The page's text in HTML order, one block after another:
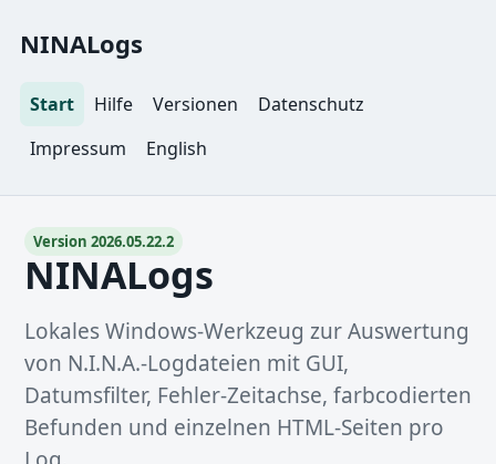
NINALogs
Start Hilfe Versionen
Datenschutz
Impressum
English
Version 2026.05.22.2
NINALogs
Lokales Windows-Werkzeug zur Auswertung
von N.I.N.A.-Logdateien mit GUI,
Datumsfilter, Fehler-Zeitachse, farbcodierten
Befunden und einzelnen HTML-Seiten pro